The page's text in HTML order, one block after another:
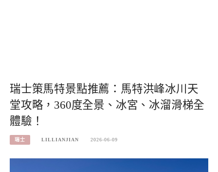
瑞士策馬特景點推薦：馬特洪峰冰川天
堂攻略，360度全景、冰宮、冰溜滑梯全
體驗！
瑞士 LILLIANJIAN 2026-06-09